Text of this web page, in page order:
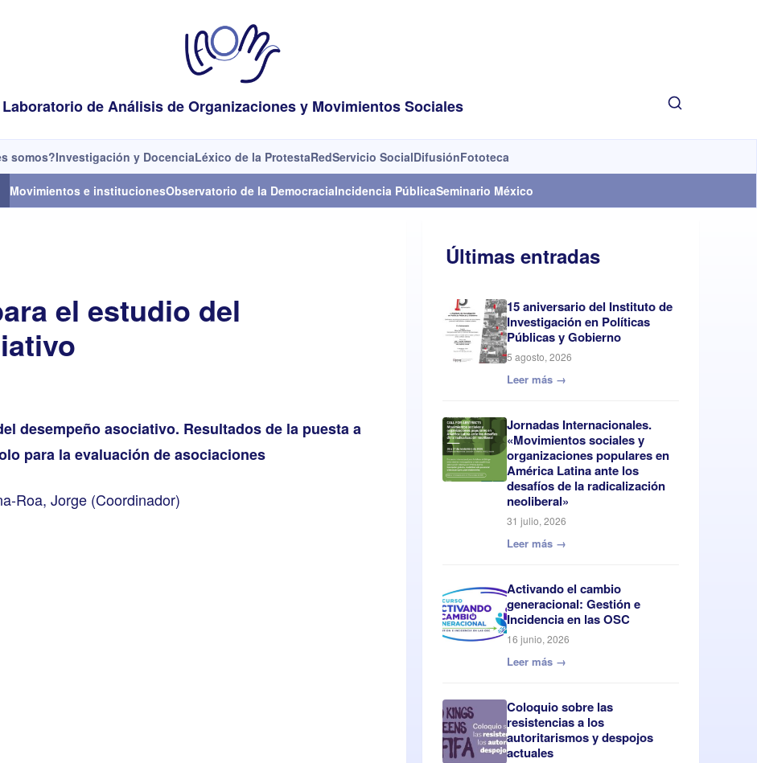
Laboratorio de Análisis de Organizaciones y Movimientos Sociales
somos?Investigación y DocenciaLéxico de la ProtestaRedServicio SocialDifusiónFototeca
Movimientos e institucionesObservatorio de la DemocraciaIncidencia PúblicaSeminario México
el estudio del
desempeño asociativo. Resultados de la puesta a
para la evaluación de asociaciones
Roa, Jorge (Coordinador)
Últimas entradas
15 aniversario del Instituto de
Investigación en Políticas
Públicas y Gobierno
5 agosto, 2026
Leer más →
Jornadas Internacionales.
«Movimientos sociales y
organizaciones populares en
América Latina ante los
desafíos de la radicalización
neoliberal»
31 julio, 2026
Leer más →
Activando el cambio
generacional: Gestión e
Incidencia en las OSC
16 junio, 2026
Leer más →
Coloquio sobre las
resistencias a los
autoritarismos y despojos
actuales